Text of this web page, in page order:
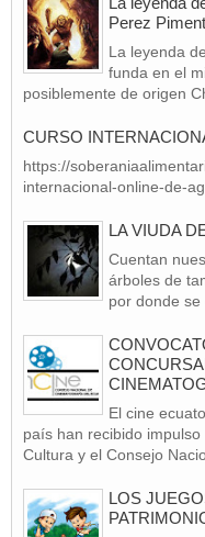
Perez
La leyenda
funda en el
posiblemente de origen
CURSO
https://
internacional-online-de-
LA VIUDA
Cuentan
árboles de
por donde se
El cine
país han recibido
Cultura y el Consejo
LOS